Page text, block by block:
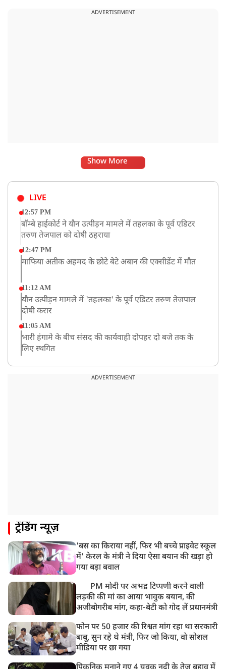
ADVERTISEMENT
Show More
LIVE
12:57 PM
बॉम्बे हाईकोर्ट ने यौन उत्पीड़न मामले में तहलका के पूर्व एडिटर
तरुण तेजपाल को दोषी ठहराया
12:47 PM
माफिया अतीक अहमद के छोटे बेटे अबान की एक्सीडेंट में मौत
11:12 AM
यौन उत्पीड़न मामले में 'तहलका' के पूर्व एडिटर तरुण तेजपाल
दोषी करार
11:05 AM
भारी हंगामे के बीच संसद की कार्यवाही दोपहर दो बजे तक के
लिए स्थगित
झारखंड: JPSC परीक्षा धांधली मामले में और पांच लोग गिरफ्तार,
ADVERTISEMENT
ट्रेंडिंग न्यूज़
'बस का किराया नहीं, फिर भी बच्चे प्राइवेट स्कूल
में' केरल के मंत्री ने दिया ऐसा बयान की खड़ा हो
गया बड़ा बवाल
PM मोदी पर अभद्र टिप्पणी करने वाली
लड़की की मां का आया भावुक बयान, की
अजीबोगरीब मांग, कहा-बेटी को गोद लें प्रधानमंत्री
फोन पर 50 हजार की रिश्वत मांग रहा था सरकारी
बाबू, सुन रहे थे मंत्री, फिर जो किया, वो सोशल
मीडिया पर छा गया